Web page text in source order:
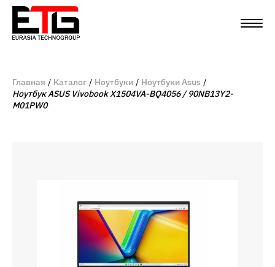
Главная Каталог Ноутбуки
Ноутбуки Asus
Ноутбук ASUS Vivobook X1504VA-BQ4056 / 90NB13Y2-
M01PW0